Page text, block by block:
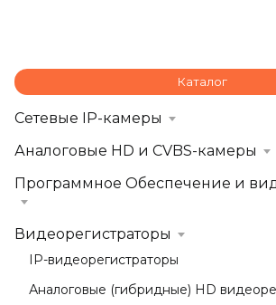
Каталог
Сетевые IP-камеры
Аналоговые HD и CVBS-камеры
Программное Обеспечение и
Видеорегистраторы
IP-видеорегистраторы
Аналоговые (гибридные) HD